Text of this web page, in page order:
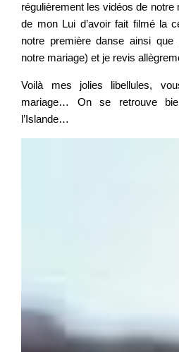
régulièrement les vidéos de
de mon Lui d’avoir fait filmé la
notre première danse ainsi
notre mariage) et je revis
Voilà mes jolies libellules,
mariage… On se retrouve
l’Islande…